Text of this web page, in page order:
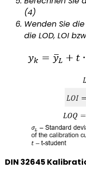
(4)
Wenden Sie
die LOD, LOI
DIN 32645